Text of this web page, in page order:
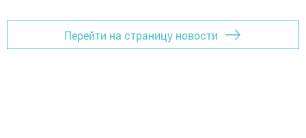
Перейти на страницу новости